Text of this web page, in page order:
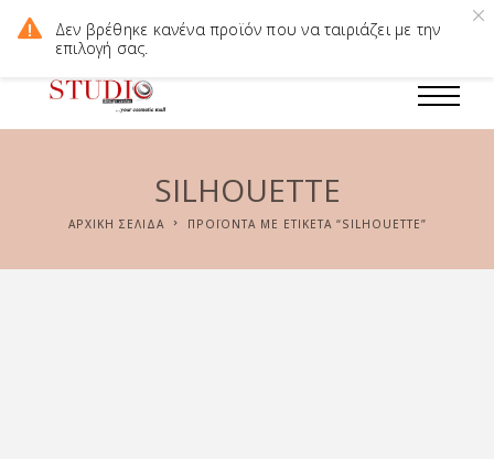
Δωρεάν Μεταφορικά για παραγγελίες άνω των 60€. Οι τιμές του
ηλεκτρονικού καταστήματος διαφέρουν απο το φυσικό.
SILHOUETTE
ΑΡΧΙΚΉ ΣΕΛΊΔΑ ΠΡΟΪΌΝΤΑ ΜΕ ΕΤΙΚΈΤΑ “SILHOUETTE”
Δεν βρέθηκε κανένα προϊόν που να ταιριάζει με την
επιλογή σας.